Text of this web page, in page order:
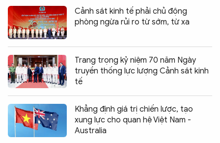
Cảnh sát kinh tế phải chủ động
phòng ngừa rủi ro từ sớm, từ xa
Trang trọng kỷ niệm 70 năm Ngày
truyền thống lực lượng Cảnh sát kinh
tế
Khẳng định giá trị chiến lược, tạo
xung lực cho quan hệ Việt Nam -
Australia